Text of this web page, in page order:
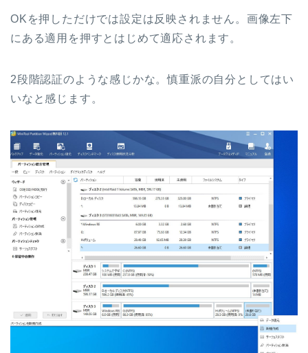
OKを押しただけでは設定は反映されません。画像左下
にある適用を押すとはじめて適応されます。
2段階認証のような感じかな。慎重派の自分としてはい
いなと感じます。